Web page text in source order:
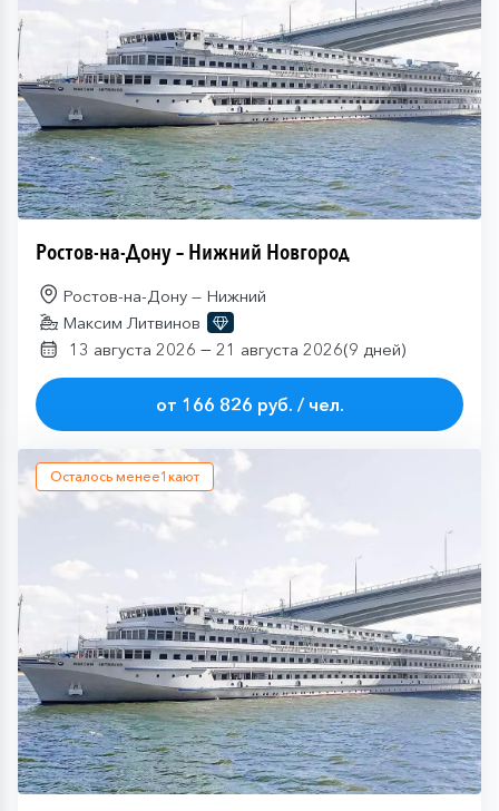
Ростов-на-Дону – Нижний Новгород
Ростов-на-Дону — Нижний
Максим Литвинов
13 августа 2026 — 21 августа 2026(9 дней)
от 166 826 руб. / чел.
Осталось менее1 кают